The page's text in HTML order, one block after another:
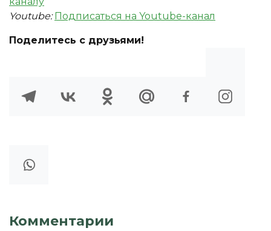
Youtube: Подписаться на Youtube-канал
Поделитесь с друзьями!
Комментарии